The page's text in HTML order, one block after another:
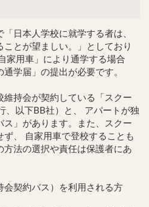
日本人学校に就学する者は、
とが望ましい。」としており
家用車」により通学する場合
学届」の提出が必要です。
持会が契約している「スクー
、以下BB社）と、 アパートが独
ス」があります。また、スクー
、 自家用車で登校することも
方法の選択や責任は保護者にあ
会契約バス）を利用される方